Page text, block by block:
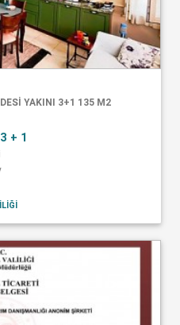
YAKINI 3+1 135 M2
3 + 1